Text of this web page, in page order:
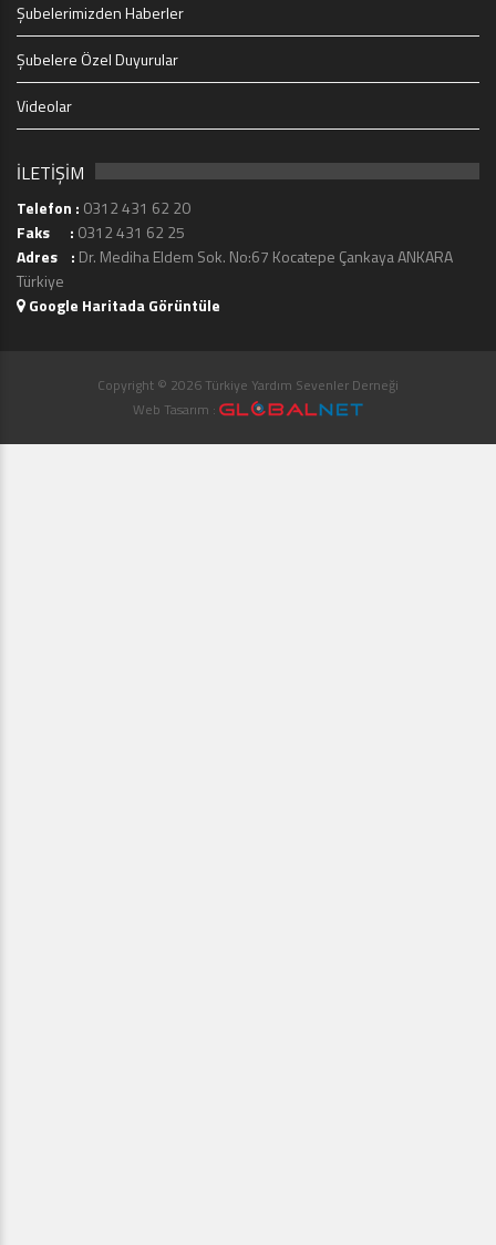
Şubelerimizden Haberler
Şubelere Özel Duyurular
Videolar
İLETİŞİM
Telefon : 0312 431 62 20
Faks : 0312 431 62 25
Adres : Dr. Mediha Eldem Sok. No:67 Kocatepe Çankaya ANKARA
Türkiye
Google Haritada Görüntüle
Copyright © 2026 Türkiye Yardım Sevenler Derneği
Web Tasarım :